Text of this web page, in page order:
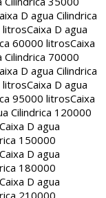
D agua Cilindrica
litrosCaixa D agua
60000 litrosCaixa
Cilindrica 70000
D agua Cilindrica
litrosCaixa D agua
95000 litrosCaixa
Cilindrica 120000
Caixa D agua
150000
Caixa D agua
180000
Caixa D agua